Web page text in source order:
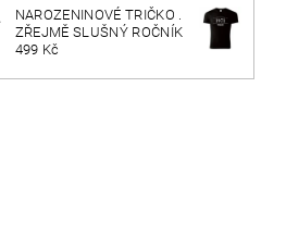
NAROZENINOVÉ TRIČKO .
ZŘEJMĚ SLUŠNÝ ROČNÍK
499 Kč